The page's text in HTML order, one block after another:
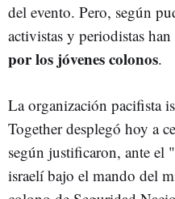
del evento. Pero, según
activistas y periodistas
por los jóvenes colonos.
La organización pacifista
Together desplegó hoy a
según justificaron, ante el
israelí bajo el mando del